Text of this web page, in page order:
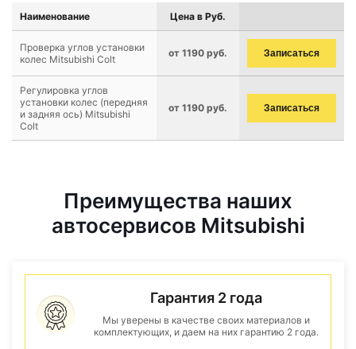
Наименование Цена в Руб.
Проверка углов установки
колес Mitsubishi Colt
от 1190 руб. Записаться
Регулировка углов
установки колес (передняя
и задняя ось) Mitsubishi
Colt
от 1190 руб. Записаться
Преимущества наших
автосервисов Mitsubishi
Гарантия 2 года
Мы уверены в качестве своих материалов и
комплектующих, и даем на них гарантию 2 года.